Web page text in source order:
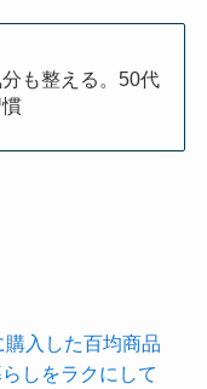
も整える。50代
入した百均商品
しをラクにして